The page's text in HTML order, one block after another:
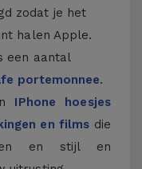
zodat je het
halen Apple.
een aantal
portemonnee.
IPhone hoesjes
en films die
en stijl en